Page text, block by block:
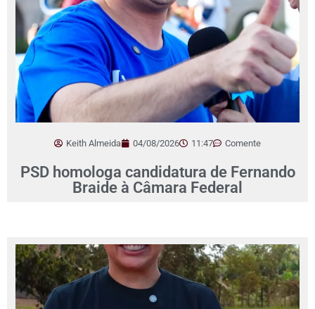
Keith Almeida 04/08/2026 11:47 Comente
PSD homologa candidatura de Fernando
Braide à Câmara Federal